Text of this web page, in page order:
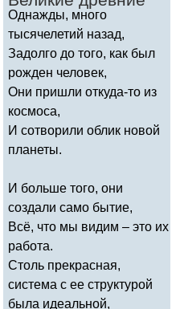
Однажды, много
тысячелетий назад,
Задолго до того, как был
рожден человек,
Они пришли откуда-то из
космоса,
И сотворили облик новой
планеты.
И больше того, они
создали само бытие,
Всё, что мы видим – это их
работа.
Столь прекрасная,
система с ее структурой
была идеальной,